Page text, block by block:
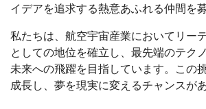
イデアを追求する熱意あふれる仲間を
私たちは、航空宇宙産業においてリー
としての地位を確立し、最先端のテク
未来への飛躍を目指しています。この
成長し、夢を現実に変えるチャンスがあ